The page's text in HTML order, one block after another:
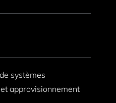
systèmes
approvisionnement